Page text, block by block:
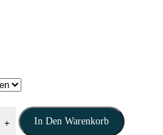
+ In Den Warenkorb